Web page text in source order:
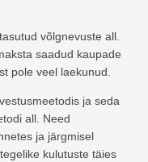
võlgnevuste all.
saadud kaupade
pole veel laekunud.
ja seda
all. Need
ja järgmisel
kulutuste täies